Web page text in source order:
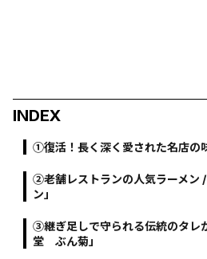
INDEX
①復活！長く深く愛された名店の
②老舗レストランの人気ラーメ
ン」
③継ぎ足しで守られる伝統のタレ
堂 ぶん菊」